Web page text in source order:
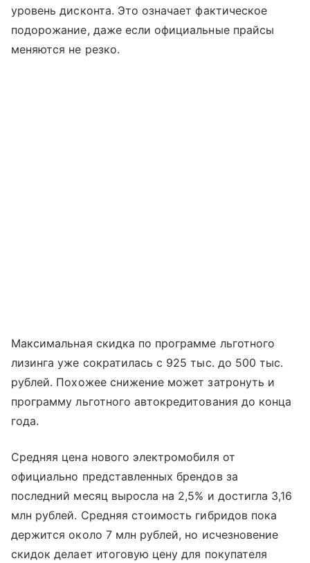
уровень дисконта. Это означает фактическое
подорожание, даже если официальные прайсы
меняются не резко.
Максимальная скидка по программе льготного
лизинга уже сократилась с 925 тыс. до 500 тыс.
рублей. Похожее снижение может затронуть и
программу льготного автокредитования до конца
года.
Средняя цена нового электромобиля от
официально представленных брендов за
последний месяц выросла на 2,5% и достигла 3,16
млн рублей. Средняя стоимость гибридов пока
держится около 7 млн рублей, но исчезновение
скидок делает итоговую цену для покупателя